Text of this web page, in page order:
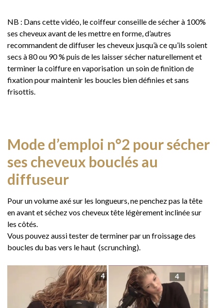
NB : Dans cette vidéo, le coiffeur conseille de sécher à 100%
ses cheveux avant de les mettre en forme, d’autres
recommandent de diffuser les cheveux jusqu’à ce qu’ils soient
secs à 80 ou 90 % puis de les laisser sécher naturellement et
terminer la coiffure en vaporisation un soin de finition de
fixation pour maintenir les boucles bien définies et sans
frisottis.
Mode d’emploi n°2 pour sécher
ses cheveux bouclés au
diffuseur
Pour un volume axé sur les longueurs, ne penchez pas la tête
en avant et séchez vos cheveux tête légèrement inclinée sur
les côtés.
Vous pouvez aussi tester de terminer par un froissage des
boucles du bas vers le haut (scrunching).